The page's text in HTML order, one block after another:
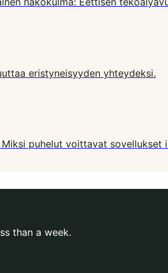
eristyneisyyden yhteydeksi.
puhelut voittavat sovellukset
than a week.